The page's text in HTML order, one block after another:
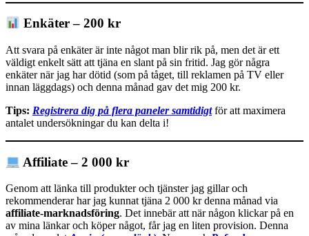
Enkäter – 200 kr
Att svara på enkäter är inte något man blir rik på, men det är ett
väldigt enkelt sätt att tjäna en slant på sin fritid. Jag gör några
enkäter när jag har dötid (som på tåget, till reklamen på TV eller
innan läggdags) och denna månad gav det mig 200 kr.
Tips: Registrera dig på flera paneler samtidigtför att maximera
antalet undersökningar du kan delta i!
Affiliate – 2 000 kr
Genom att länka till produkter och tjänster jag gillar och
rekommenderar har jag kunnat tjäna 2 000 kr denna månad via
affiliate-marknadsföring. Det innebär att när någon klickar på en
av mina länkar och köper något, får jag en liten provision. Denna